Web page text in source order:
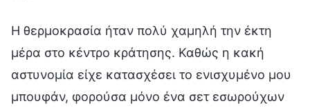
Η θερμοκρασία ήταν πολύ χαμηλή την έκτη
μέρα στο κέντρο κράτησης. Καθώς η κακή
αστυνομία είχε κατασχέσει το ενισχυμένο μου
μπουφάν, φορούσα μόνο ένα σετ εσωρούχων